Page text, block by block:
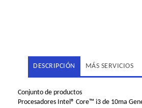
DESCRIPCIÓN MÁS SERVICIOS
Conjunto de productos
Procesadores Intel® Core™ i3 de 10ma